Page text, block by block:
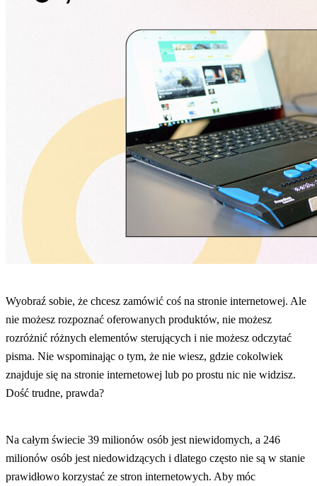
Wyobraź sobie, że chcesz zamówić coś na stronie internetowej. Ale
nie możesz rozpoznać oferowanych produktów, nie możesz
rozróżnić różnych elementów sterujących i nie możesz odczytać
pisma. Nie wspominając o tym, że nie wiesz, gdzie cokolwiek
znajduje się na stronie internetowej lub po prostu nic nie widzisz.
Dość trudne, prawda?
Na całym świecie 39 milionów osób jest niewidomych, a 246
milionów osób jest niedowidzących i dlatego często nie są w stanie
prawidłowo korzystać ze stron internetowych. Aby móc